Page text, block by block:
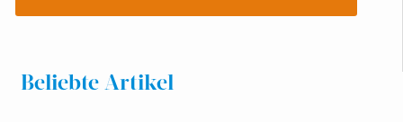
Beliebte Artikel